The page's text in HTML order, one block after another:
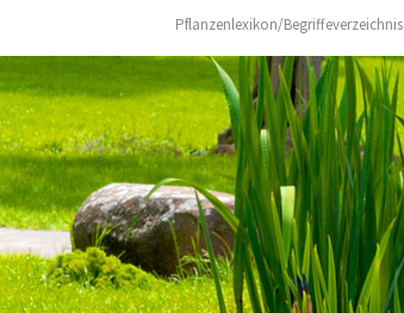
Pflanzenlexikon/Begriffeverzeichnis